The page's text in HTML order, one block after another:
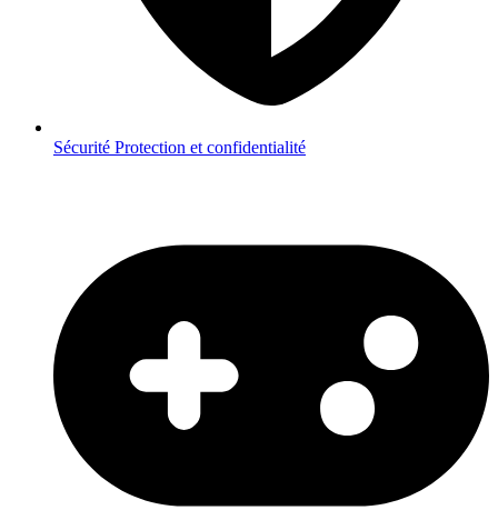
Sécurité Protection et confidentialité